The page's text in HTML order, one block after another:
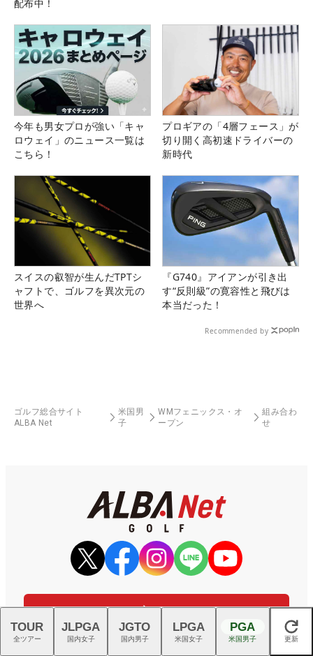
配布中！
今年も男女プロが強い「キャ
ロウェイ」のニュース一覧は
こちら！
プロギアの「4層フェース」が
切り開く高初速ドライバーの
新時代
スイスの叡智が生んだTPTシ
ャフトで、ゴルフを異次元の
世界へ
『G740』アイアンが引き出
す“反則級”の寛容性と飛びは
本当だった！
Recommended by
ゴルフ総合サイト
ALBA Net
米国男
子
WMフェニックス・オ
ープン
組み合わ
せ
ALBAゴルフニュース
メルマガ登録はこちら
閉じる
TOUR
全ツアー
JLPGA
国内女子
JGTO
国内男子
LPGA
米国女子
PGA
米国男子 更新